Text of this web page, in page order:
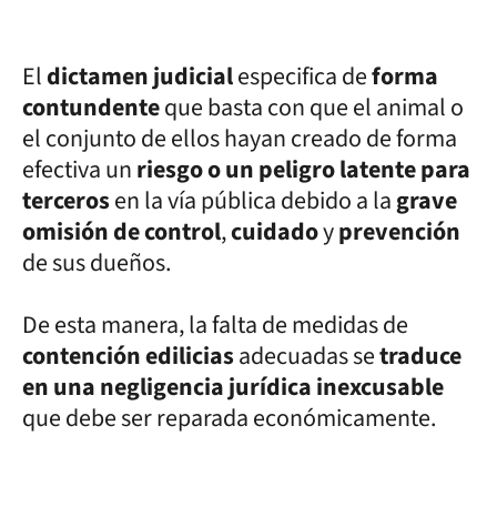
Eldictamen judicialespecifica deforma
contundenteque basta con que el animal o
el conjunto de ellos hayan creado de forma
efectiva unriesgo o un peligro latente para
tercerosen la vía pública debido a lagrave
omisión de control,cuidadoyprevención
de sus dueños.
De esta manera, la falta de medidas de
contención ediliciasadecuadas setraduce
en una negligencia jurídica inexcusable
que debe ser reparada económicamente.